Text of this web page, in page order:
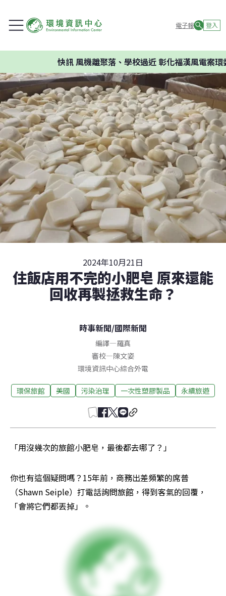
電子報 登入
風機離聚落、學校過近 彰化福漢風電案環委建
2024年10月21日
住飯店用不完的小肥皂 原來還能
回收再製拯救生命？
時事新聞/國際新聞
編譯—羅真
審校—陳文姿
環境資訊中心綜合外電
環保旅館 美國 污染治理 一次性塑膠製品 永續旅遊
「用沒幾次的旅館小肥皂，最後都去哪了？」
你也有這個疑問嗎？15年前，商務出差頻繁的席普
（Shawn Seiple）打電話詢問旅館，得到客氣的回覆，
「會將它們都丟掉」。